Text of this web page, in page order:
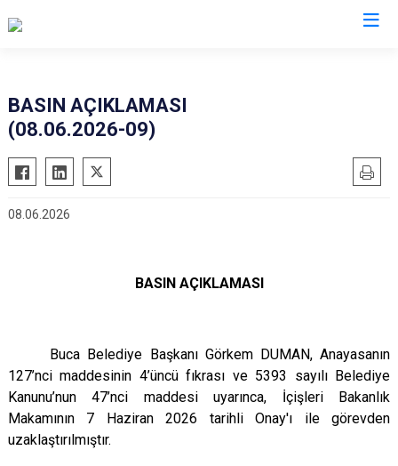
BASIN AÇIKLAMASI
(08.06.2026-09)
08.06.2026
BASIN AÇIKLAMASI
Buca Belediye Başkanı Görkem DUMAN, Anayasanın
127’nci maddesinin 4’üncü fıkrası ve 5393 sayılı Belediye
Kanunu’nun 47’nci maddesi uyarınca, İçişleri Bakanlık
Makamının 7 Haziran 2026 tarihli Onay'ı ile görevden
uzaklaştırılmıştır.